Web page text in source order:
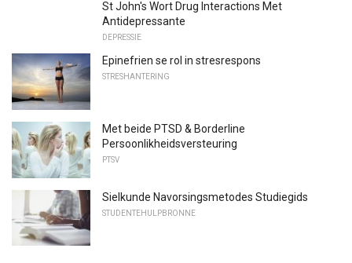
St John's Wort Drug Interactions Met
Antidepressante
DEPRESSIE
Epinefrien se rol in stresrespons
STRESHANTERING
Met beide PTSD & Borderline
Persoonlikheidsversteuring
PTSV
Sielkunde Navorsingsmetodes Studiegids
STUDENTEHULPBRONNE